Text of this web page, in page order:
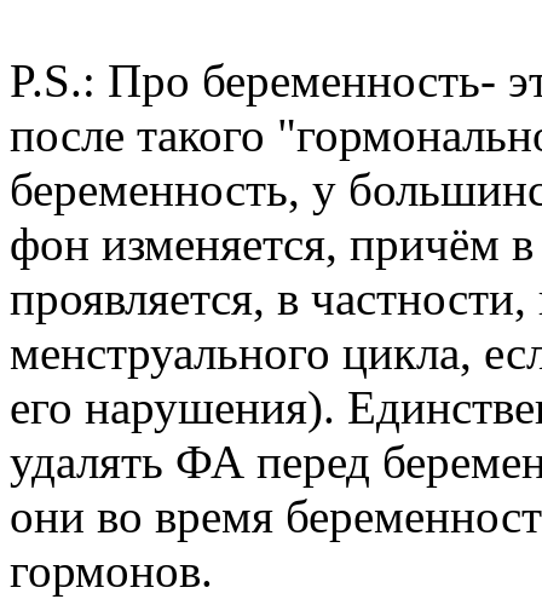
P.S.: Про беременность-
после такого
беременность, у
фон изменяется, причём
проявляется, в
менструального цикла,
его нарушения).
удалять ФА перед
они во время
гормонов.